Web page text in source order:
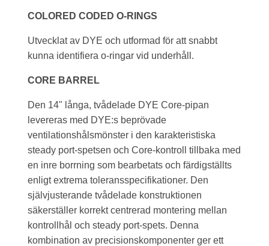
COLORED CODED O-RINGS
Utvecklat av DYE och utformad för att snabbt
kunna identifiera o-ringar vid underhåll.
CORE BARREL
Den 14" långa, tvådelade DYE Core-pipan
levereras med DYE:s beprövade
ventilationshålsmönster i den karakteristiska
steady port-spetsen och Core-kontroll tillbaka med
en inre borrning som bearbetats och färdigställts
enligt extrema toleransspecifikationer. Den
självjusterande tvådelade konstruktionen
säkerställer korrekt centrerad montering mellan
kontrollhål och steady port-spets. Denna
kombination av precisionskomponenter ger ett